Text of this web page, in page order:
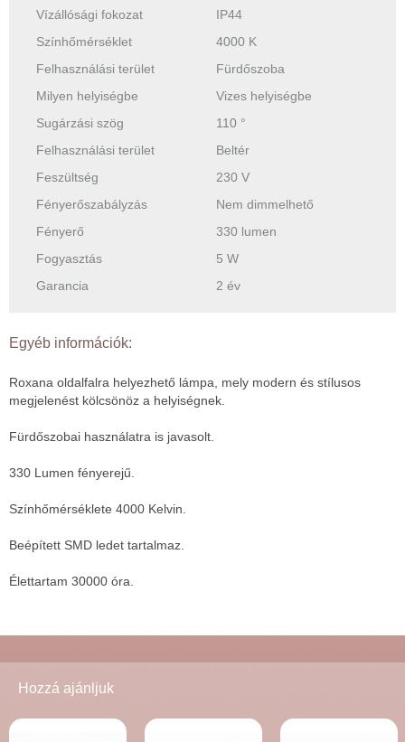
Vízállósági fokozat
IP44
Színhőmérséklet
4000 K
Felhasználási terület
Fürdőszoba
Milyen helyiségbe
Vizes helyiségbe
Sugárzási szög
110 °
Felhasználási terület
Beltér
Feszültség
230 V
Fényerőszabályzás
Nem dimmelhető
Fényerő
330 lumen
Fogyasztás
5 W
Garancia
2 év
Egyéb információk:
Roxana oldalfalra helyezhető lámpa, mely modern és stílusos
megjelenést kölcsönöz a helyiségnek.
Fürdőszobai használatra is javasolt.
330 Lumen fényerejű.
Színhőmérséklete 4000 Kelvin.
Beépített SMD ledet tartalmaz.
Élettartam 30000 óra.
Hozzá ajánljuk